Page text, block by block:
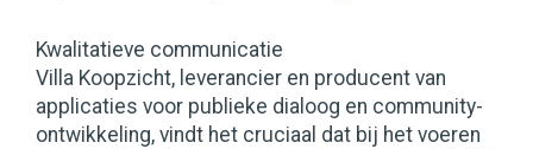
Kwalitatieve communicatie
Villa Koopzicht, leverancier en producent van
applicaties voor publieke dialoog en community-
ontwikkeling, vindt het cruciaal dat bij het voeren